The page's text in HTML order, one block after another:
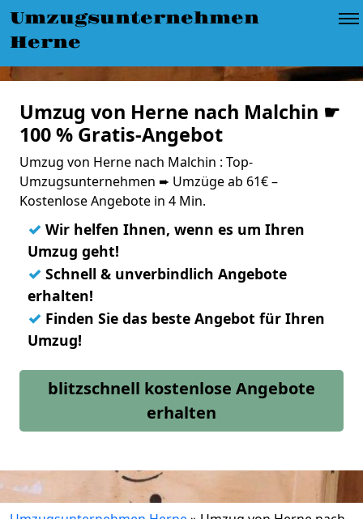
Umzugsunternehmen
Herne
Umzug von Herne nach Malchin ☛
100 % Gratis-Angebot
Umzug von Herne nach Malchin : Top-
Umzugsunternehmen ➨ Umzüge ab 61€ –
Kostenlose Angebote in 4 Min.
✓ Wir helfen Ihnen, wenn es um Ihren
Umzug geht!
✓ Schnell & unverbindlich Angebote
erhalten!
✓ Finden Sie das beste Angebot für Ihren
Umzug!
blitzschnell kostenlose Angebote
erhalten